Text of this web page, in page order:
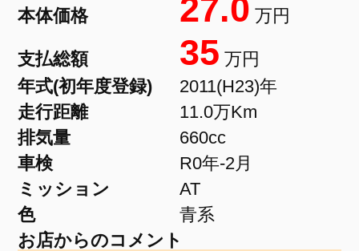
本体価格 27.0 万円
支払総額 35 万円
年式(初年度登録)
2011(H23)年
走行距離
11.0万Km
排気量
660cc
車検
R0年-2月
ミッション
AT
色
青系
お店からのコメント